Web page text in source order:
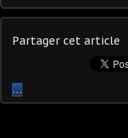
Partager cet article
…